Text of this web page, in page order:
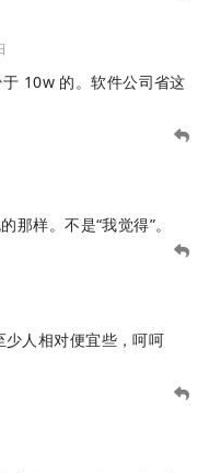
10w 的。软件公司省这
那样。不是“我觉得”。
人相对便宜些，呵呵